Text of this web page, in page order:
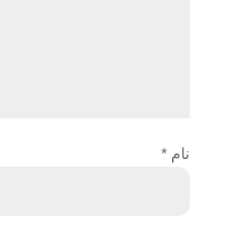
نام *